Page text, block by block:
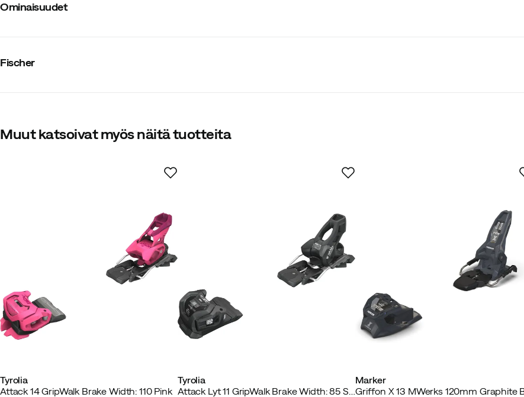
Ominaisuudet
Koko:ONESIZE
Fischer
Muut katsoivat myös näitä tuotteita
Tyrolia
Attack 14 GripWalk Brake Width: 110 Pink
Tyrolia
Attack Lyt 11 GripWalk Brake Width: 85 Solid Black
Marker